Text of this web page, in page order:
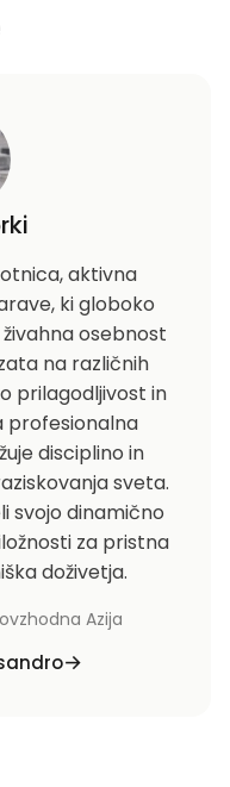
aktivna
ki globoko
osebnost
na različnih
prilagodljivost in
profesionalna
disciplino in
sveta.
svojo dinamično
za pristna
doživetja.
Azija